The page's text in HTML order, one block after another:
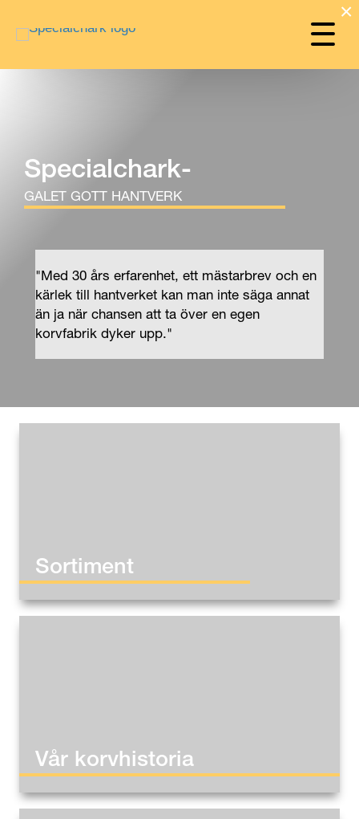
Specialchark-
GALET GOTT HANTVERK
"Med 30 års erfarenhet, ett mästarbrev och en
kärlek till hantverket kan man inte säga annat
än ja när chansen att ta över en egen
korvfabrik dyker upp."
Sortiment
Vår korvhistoria
×